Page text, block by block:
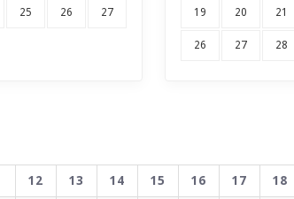
25 26 27 19 20 21
26 27 28
12 13 14 15 16 17 18